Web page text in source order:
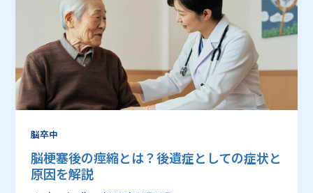
脳卒中
脳梗塞後の痙縮とは？後遺症としての症状と
原因を解説